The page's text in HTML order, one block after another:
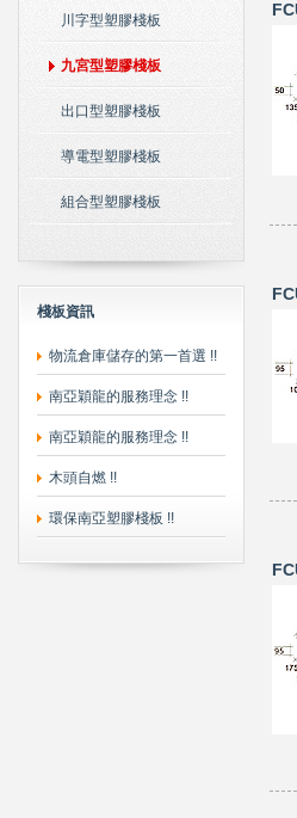
川字型塑膠棧板
九宮型塑膠棧板
出口型塑膠棧板
導電型塑膠棧板
組合型塑膠棧板
棧板資訊
物流倉庫儲存的第一首選 !!
南亞穎龍的服務理念 !!
南亞穎龍的服務理念 !!
木頭自燃 !!
環保南亞塑膠棧板 !!